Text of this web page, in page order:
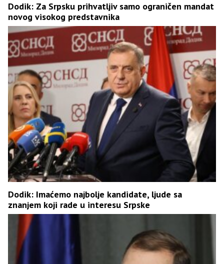
Dodik: Za Srpsku prihvatljiv samo ograničen mandat
novog visokog predstavnika
Dodik: Imaćemo najbolje kandidate, ljude sa
znanjem koji rade u interesu Srpske